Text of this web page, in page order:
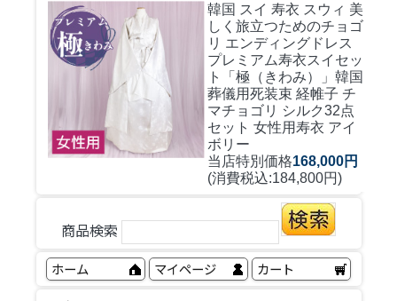
韓国 スイ 寿衣 スウィ 美
しく旅立つためのチョゴ
リ エンディングドレス
プレミアム寿衣スイセッ
ト「極（きわみ）」韓国
葬儀用死装束 経帷子 チ
マチョゴリ シルク32点
セット 女性用寿衣 アイ
ボリー
当店特別価格168,000円
(消費税込:184,800円)
商品検索
ホーム マイページ カート